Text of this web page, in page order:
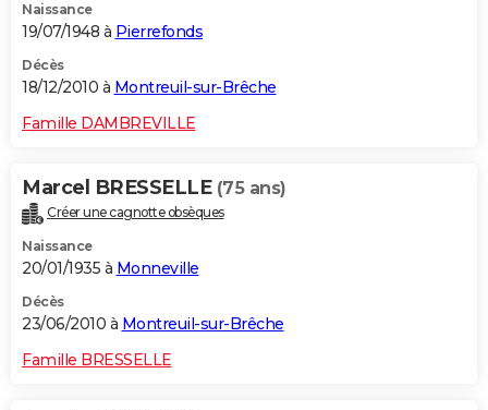
Naissance
19/07/1948 à Pierrefonds
Décès
18/12/2010 à Montreuil-sur-Brêche
Famille DAMBREVILLE
Marcel BRESSELLE (75 ans)
Créer une cagnotte obsèques
Naissance
20/01/1935 à Monneville
Décès
23/06/2010 à Montreuil-sur-Brêche
Famille BRESSELLE